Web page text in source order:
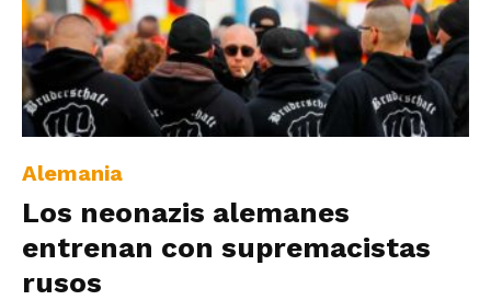
|
Hora
Alemania
Los neonazis alemanes
entrenan con supremacistas
rusos